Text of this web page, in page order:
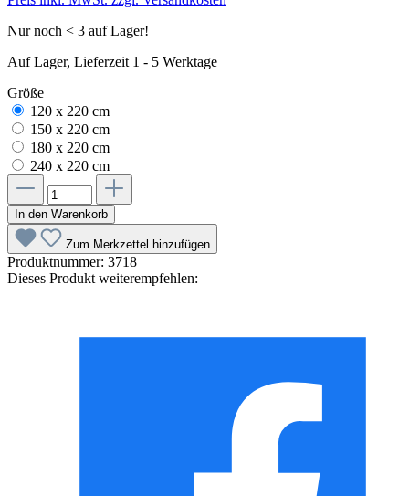
Nur noch < 3 auf Lager!
Auf Lager, Lieferzeit 1 - 5 Werktage
Größe
120 x 220 cm
150 x 220 cm
180 x 220 cm
240 x 220 cm
In den Warenkorb
Zum Merkzettel hinzufügen
Produktnummer: 3718
Dieses Produkt weiterempfehlen: